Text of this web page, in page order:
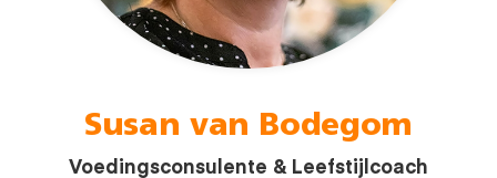
Susan van Bodegom
Voedingsconsulente & Leefstijlcoach